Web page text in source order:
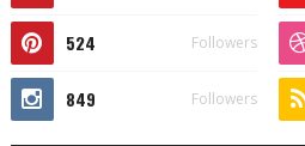
524 Followers
849 Followers